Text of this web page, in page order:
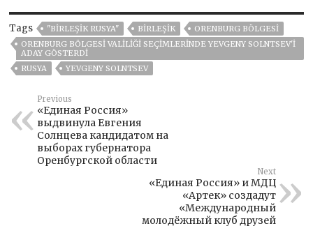
Tags "BIRLEŞIK RUSYA" BIRLEŞIK
ORENBURG BÖLGESI
ORENBURG BÖLGESI VALILIĞI SEÇIMLERINDE YEVGENY SOLNTSEV'I
ADAY GÖSTERDI
RUSYA
YEVGENY SOLNTSEV
Previous
«Единая Россия»
выдвинула Евгения
Солнцева кандидатом на
выборах губернатора
Оренбургской области
Next
«Единая Россия» и МДЦ
«Артек» создадут
«Международный
молодёжный клуб друзей